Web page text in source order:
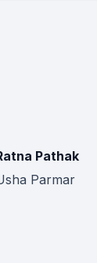
Pathak
Parmar